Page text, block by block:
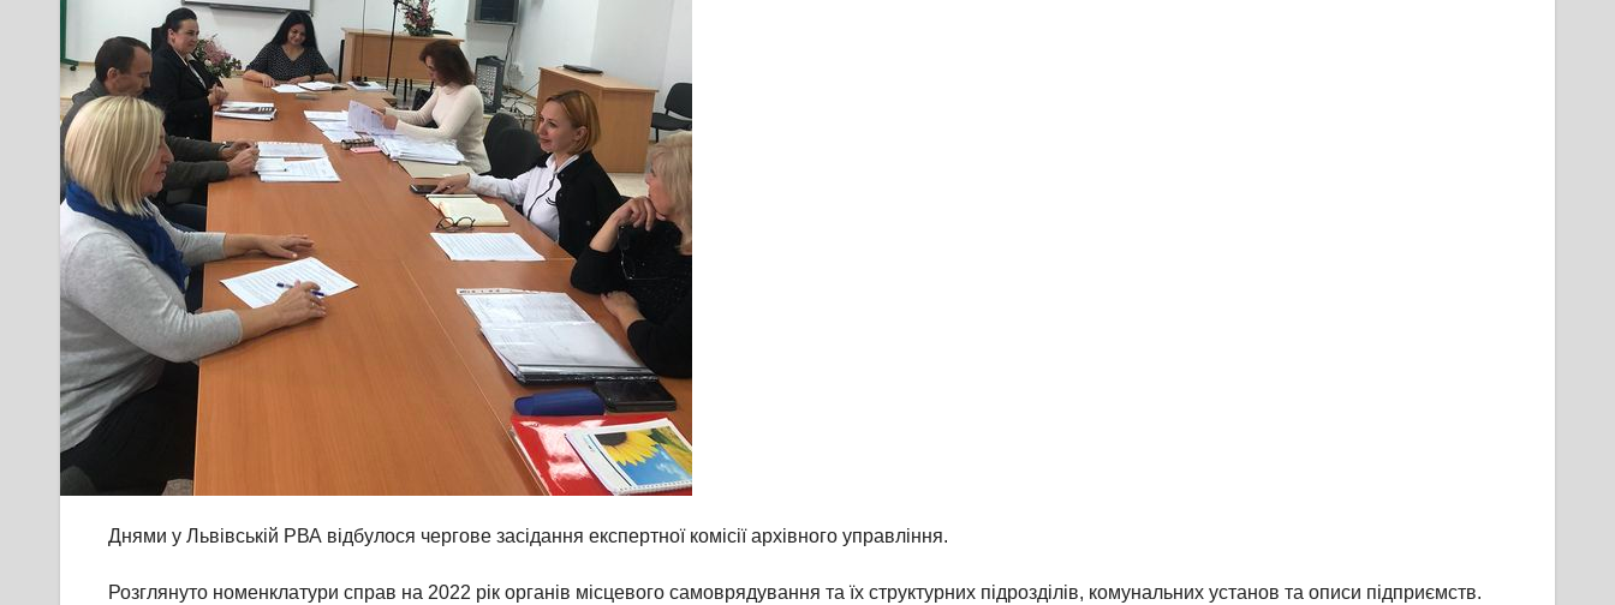
Днями у Львівській РВА відбулося чергове засідання експертної комісії архівного управління.
Розглянуто номенклатури справ на 2022 рік органів місцевого самоврядування та їх структурних підрозділів, комунальних установ та описи підприємств.